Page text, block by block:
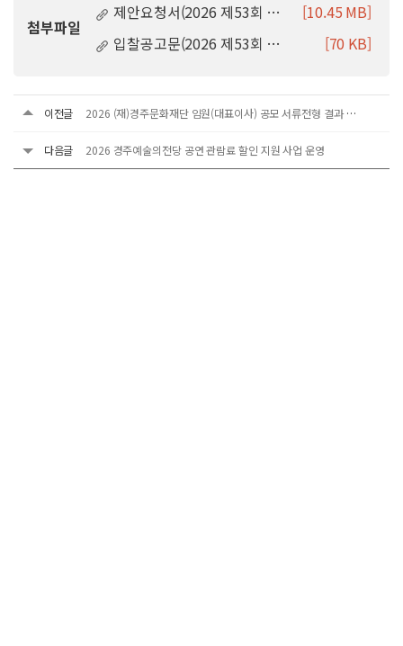
첨부파일
제안요청서(2026 제53회 신라문화제 실크로드페스타 운영).hwp
[10.45 MB]
입찰공고문(2026 제53회 신라문화제 실크로드페스타 운영).hwp
[70 KB]
이전글 2026 (재)경주문화재단 임원(대표이사) 공모 서류전형 결과 공고
다음글 2026 경주예술의전당 공연 관람료 할인 지원 사업 운영